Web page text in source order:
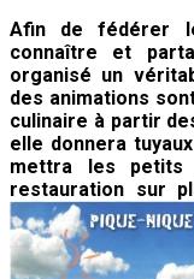
Afin de fédérer
connaître et
organisé un
des animations
culinaire à partir
elle donnera
mettra les petits
restauration sur